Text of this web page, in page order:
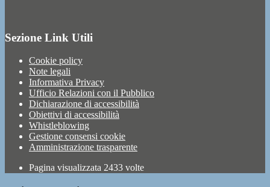
Sezione Link Utili
Cookie policy
Note legali
Informativa Privacy
Ufficio Relazioni con il Pubblico
Dichiarazione di accessibilità
Obiettivi di accessibilità
Whistleblowing
Gestione consensi cookie
Amministrazione trasparente
Pagina visualizzata 2433 volte